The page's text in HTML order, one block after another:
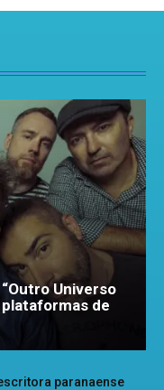
“Outro Universo
plataformas de
paranaense